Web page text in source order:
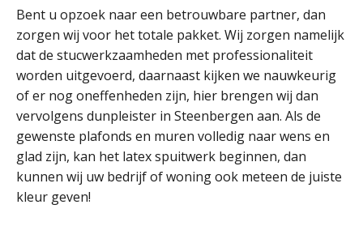
Bent u opzoek naar een betrouwbare partner, dan
zorgen wij voor het totale pakket. Wij zorgen namelijk
dat de stucwerkzaamheden met professionaliteit
worden uitgevoerd, daarnaast kijken we nauwkeurig
of er nog oneffenheden zijn, hier brengen wij dan
vervolgens dunpleister in Steenbergen aan. Als de
gewenste plafonds en muren volledig naar wens en
glad zijn, kan het latex spuitwerk beginnen, dan
kunnen wij uw bedrijf of woning ook meteen de juiste
kleur geven!